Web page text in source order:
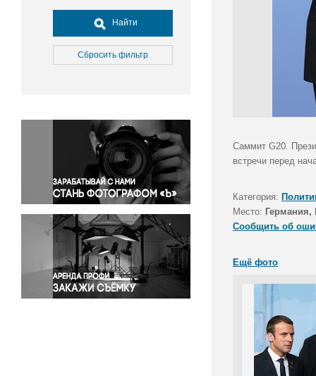
Досуг, туризм и отдых
Культура
Медицина
Окружающая среда
Политика
Правосудие
Происшествия и конфликты
Религия
Светская жизнь
Спорт
Экология
Экономика и бизнес
Найти
Сбросить фильтр
Саммит G20.
встречи перед
Категория:
Место: Германия,
Сообщить об
Ещё фото